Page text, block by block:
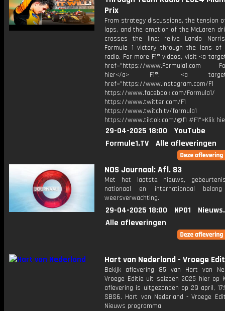
Prix
From strategy discussions, the tension
laps, and the emotion of the McLaren
crosses the line; relive Lando
Formula 1 victory through the lens
radio. For more F1® videos, visit <a
href="https://www.Formula1.com
hier</a> F1®: <a
href="https://www.instagram.com/F1
https://www.facebook.com/Formula1/
https://www.twitter.com/F1
https://www.twitch.tv/formula1
https://www.tiktok.com/@f1 #F1">Klik
29-04-2025 18:00
YouTube
Formule1.TV
Alle afleveringen
NOS Journaal: Afl. 83
Met het laatste nieuws,
nationaal en internationaal
weersverwachting.
29-04-2025 18:00 NPO1
Alle afleveringen
Hart van Nederland - Vroege
Bekijk aflevering 85 van Hart van
Vroege Editie uit seizoen 2025 hier op
aflevering is uitgezonden op 29 april,
SBS6. Hart van Nederland - Vroege
Nieuws programma